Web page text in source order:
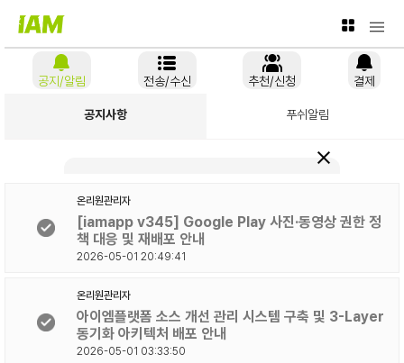
공지/알림 전송/수신 추천/신청 결제
공지사항 푸쉬알림
온리원관리자
[iamapp v345] Google Play 사진·동영상 권한 정
책 대응 및 재배포 안내
2026-05-01 20:49:41
온리원관리자
아이엠플랫폼 소스 개선 관리 시스템 구축 및 3-Layer
동기화 아키텍처 배포 안내
2026-05-01 03:33:50
<
원챗 AI-OS